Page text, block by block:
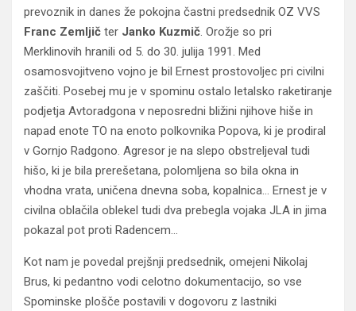
prevoznik in danes že pokojna častni predsednik OZ VVS
Franc Zemljič ter Janko Kuzmič. Orožje so pri
Merklinovih hranili od 5. do 30. julija 1991. Med
osamosvojitveno vojno je bil Ernest prostovoljec pri civilni
zaščiti. Posebej mu je v spominu ostalo letalsko raketiranje
podjetja Avtoradgona v neposredni bližini njihove hiše in
napad enote TO na enoto polkovnika Popova, ki je prodiral
v Gornjo Radgono. Agresor je na slepo obstreljeval tudi
hišo, ki je bila prerešetana, polomljena so bila okna in
vhodna vrata, uničena dnevna soba, kopalnica… Ernest je v
civilna oblačila oblekel tudi dva prebegla vojaka JLA in jima
pokazal pot proti Radencem…
Kot nam je povedal prejšnji predsednik, omejeni Nikolaj
Brus, ki pedantno vodi celotno dokumentacijo, so vse
Spominske plošče postavili v dogovoru z lastniki